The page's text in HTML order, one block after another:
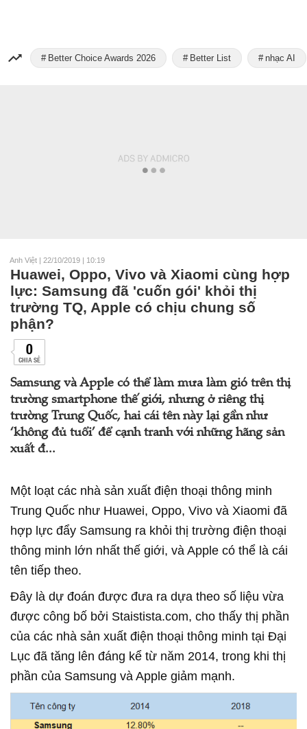
Better Choice Awards 2026 Better List nhạc AI
Anh Việt | 22/10/2019 | 10:19
Huawei, Oppo, Vivo và Xiaomi cùng hợp
lực: Samsung đã 'cuốn gói' khỏi thị
trường TQ, Apple có chịu chung số
phận?
0
CHIA SẺ
Samsung và Apple có thể làm mưa làm gió trên thị
trường smartphone thế giới, nhưng ở riêng thị
trường Trung Quốc, hai cái tên này lại gần như
‘không đủ tuổi’ để cạnh tranh với những hãng sản
xuất đ...
Một loạt các nhà sản xuất điện thoại thông minh
Trung Quốc như Huawei, Oppo, Vivo và Xiaomi đã
hợp lực đẩy Samsung ra khỏi thị trường điện thoại
thông minh lớn nhất thế giới, và Apple có thể là cái
tên tiếp theo.
Đây là dự đoán được đưa ra dựa theo số liệu vừa
được công bố bởi Staistista.com, cho thấy thị phần
của các nhà sản xuất điện thoại thông minh tại Đại
Lục đã tăng lên đáng kể từ năm 2014, trong khi thị
phần của Samsung và Apple giảm mạnh.